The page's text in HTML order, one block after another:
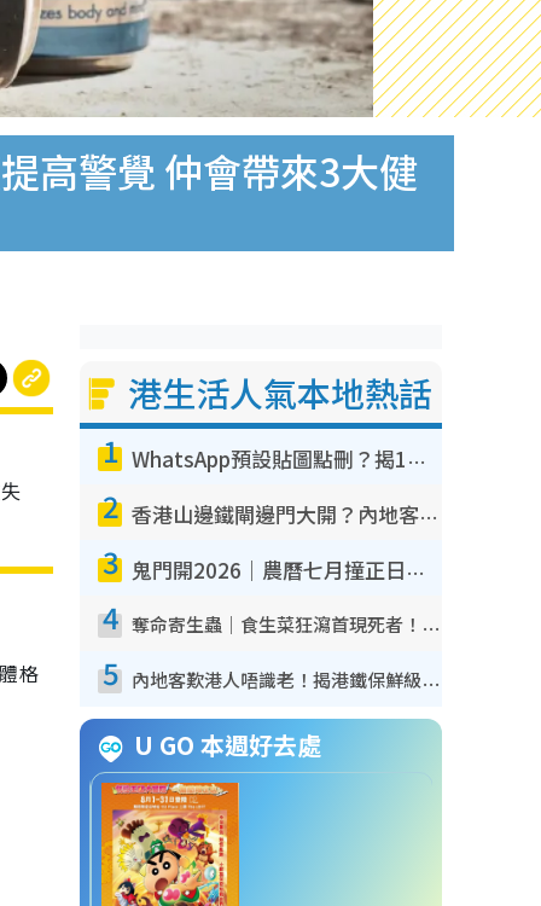
高警覺 仲會帶來3大健
格
港生活人氣本地熱話
1 WhatsApp預設貼圖點刪？揭1招「反向操作」還原簡潔介面 附3步實測教學
2 香港山邊鐵閘邊門大開？內地客困惑意義何在！網民神回覆：呢種叫法理性防禦
3 鬼門開2026｜農曆七月撞正日全食特別邪？專家警告切忌做一事！揭4大禁忌+2招保平安
4 奪命寄生蟲｜食生菜狂瀉首現死者！疫潮惡化錄1.8萬宗病例 揭洗菜3大謬誤
5 內地客歎港人唔識老！揭港鐵保鮮級冷氣 港人求放過：咪投訴
U GO 本週好去處